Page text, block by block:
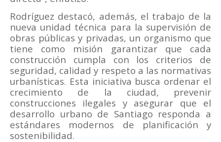
Rodríguez destacó, además, el trabajo de la
nueva unidad técnica para la supervisión de
obras públicas y privadas, un organismo que
tiene como misión garantizar que cada
construcción cumpla con los criterios de
seguridad, calidad y respeto a las normativas
urbanísticas. Esta iniciativa busca ordenar el
crecimiento de la ciudad, prevenir
construcciones ilegales y asegurar que el
desarrollo urbano de Santiago responda a
estándares modernos de planificación y
sostenibilidad.